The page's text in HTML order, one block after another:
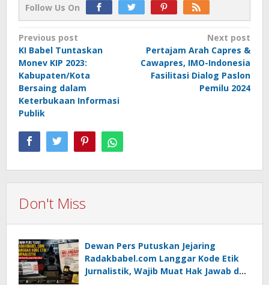
Follow Us On
Post
navigation
Previous post
KI Babel Tuntaskan
Monev KIP 2023:
Kabupaten/Kota
Bersaing dalam
Keterbukaan Informasi
Publik
Next post
Pertajam Arah Capres &
Cawapres, IMO-Indonesia
Fasilitasi Dialog Paslon
Pemilu 2024
Don't Miss
Dewan Pers Putuskan Jejaring
Radakbabel.com Langgar Kode Etik
Jurnalistik, Wajib Muat Hak Jawab dan